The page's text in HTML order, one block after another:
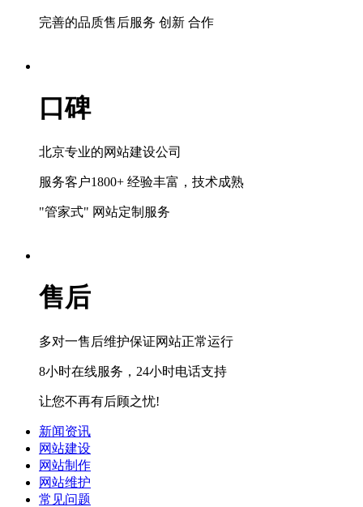
完善的品质售后服务 创新 合作
口碑
北京专业的网站建设公司
服务客户1800+ 经验丰富，技术成熟
"管家式" 网站定制服务
售后
多对一售后维护保证网站正常运行
8小时在线服务，24小时电话支持
让您不再有后顾之忧!
新闻资讯
网站建设
网站制作
网站维护
常见问题